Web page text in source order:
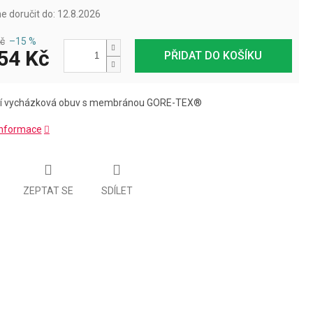
doručit do: 12.8.2026
PŘIDAT DO KOŠÍKU
–15 %
Kč
vycházková obuv s membránou GORE-TEX®
ZEPTAT SE SDÍLET